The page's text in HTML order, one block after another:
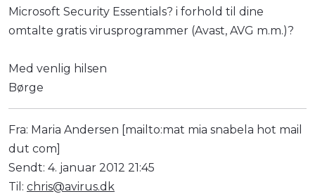
Microsoft Security Essentials? i forhold til dine
omtalte gratis virusprogrammer (Avast, AVG m.m.)?
Med venlig hilsen
Børge
Fra: Maria Andersen [mailto:mat mia snabela hot mail
dut com]
Sendt: 4. januar 2012 21:45
Til: chris@avirus.dk